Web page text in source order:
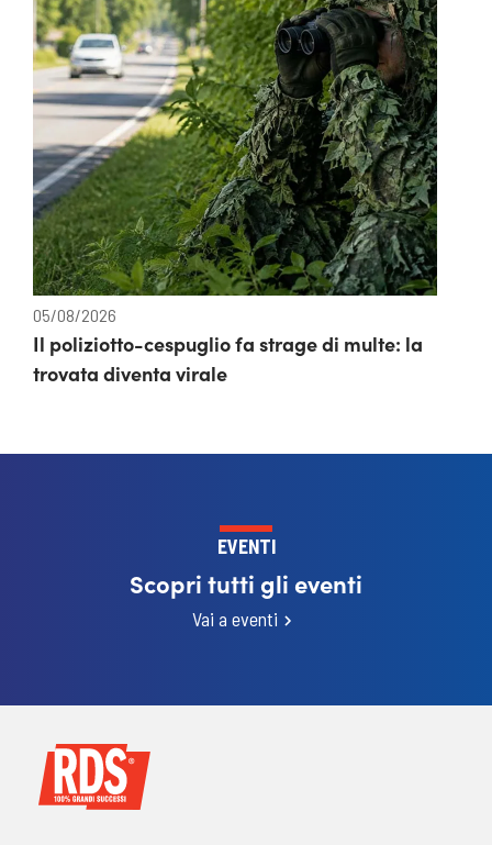
05/08/2026
Il poliziotto-cespuglio fa strage di multe: la
trovata diventa virale
EVENTI
Scopri tutti gli eventi
Vai a eventi